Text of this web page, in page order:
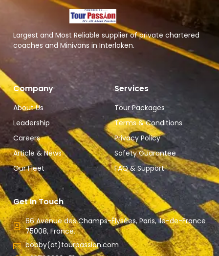
Largest and Most Reliable supplier of private chartered
coaches and Minivans in Interlaken.
Company
About Us
Leadership
Careers
Article & News
Our Fleet
Services
Tour Packages
Terms & Conditions
Privacy Policy
Safety Guarantee
FAQ & Support
Get In Touch
66 Avenue des Champs-Élysées, Paris, Ile-de-France
75008, France.
bobby(at)tourpassion.com